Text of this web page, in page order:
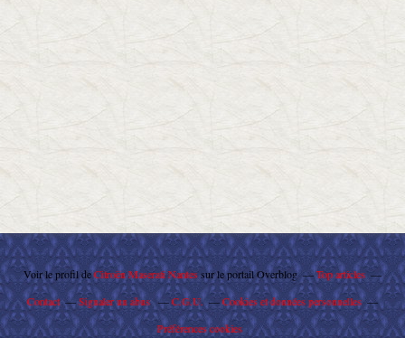
Voir le profil deCitroën Maserati Nantessur le portail Overblog
Top articles
Contact
Signaler un abus C.G.U.
Cookies et données personnelles
Préférences cookies